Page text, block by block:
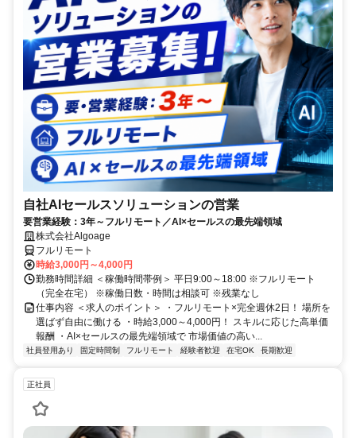
自社AIセールスソリューションの営業
要営業経験：3年～フルリモート／AI×セールスの最先端領域
株式会社Algoage
フルリモート
時給3,000円～4,000円
勤務時間詳細 ＜稼働時間帯例＞ 平日9:00～18:00 ※フルリモート
（完全在宅） ※稼働日数・時間は相談可 ※残業なし
仕事内容 ＜求人のポイント＞ ・フルリモート×完全週休2日！ 場所を
選ばず自由に働ける ・時給3,000～4,000円！ スキルに応じた高単価
報酬 ・AI×セールスの最先端領域で 市場価値の高い...
社員登用あり 固定時間制 フルリモート 経験者歓迎 在宅OK 長期歓迎
正社員